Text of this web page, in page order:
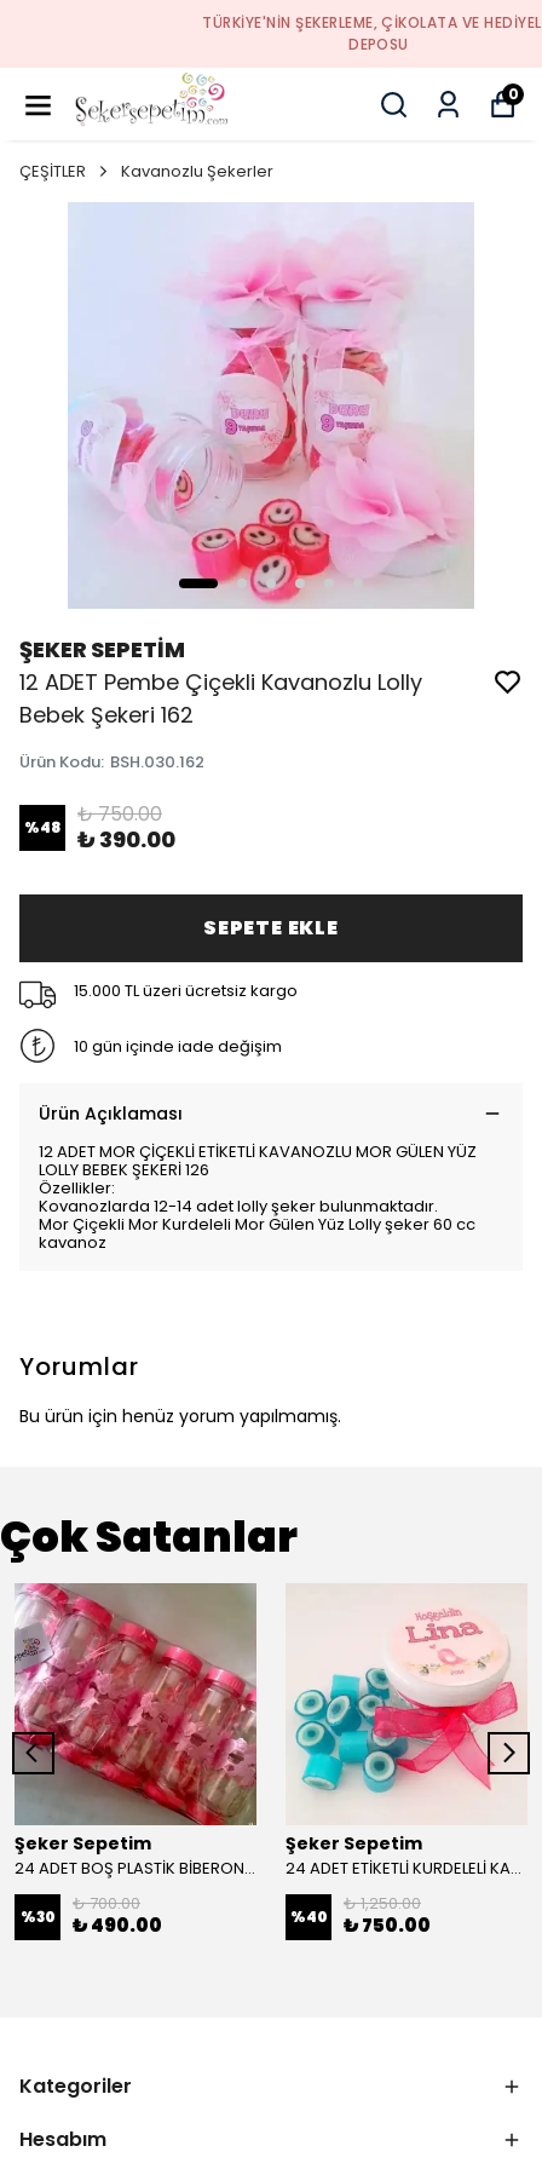
TÜRKIYE'NIN ŞEKERLEME, ÇIKOLATA VE HEDIYELIK
0
ÇEŞİTLER Kavanozlu Şekerler
ŞEKER SEPETİM
12 ADET Pembe Çiçekli Kavanozlu Lolly
Bebek Şekeri 162
Ürün Kodu: BSH.030.162
%48 ₺ 750.00
₺ 390.00
SEPETE EKLE
15.000 TL üzeri ücretsiz kargo
10 gün içinde iade değişim
Ürün Açıklaması
12 ADET MOR ÇİÇEKLİ ETİKETLİ KAVANOZLU MOR GÜLEN YÜZ
LOLLY BEBEK ŞEKERİ 126
Özellikler:
Kovanozlarda 12-14 adet lolly şeker bulunmaktadır.
Mor Çiçekli Mor Kurdeleli Mor Gülen Yüz Lolly şeker 60 cc
kavanoz
Yorumlar
Bu ürün için henüz yorum yapılmamış.
Çok Satanlar
Şeker Sepetim
24 ADET BOŞ PLASTİK BİBERON KAVANOZ KIZ BEBEK 39 cc
%30
₺ 700.00
₺ 490.00
Şeker Sepetim
24 ADET ETİKETLİ KURDELELİ KAVANOZ LOLLY ŞEKER 03
%40
₺ 1,250.00
₺ 750.00
Kategoriler
Hesabım